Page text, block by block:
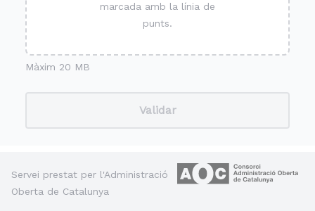
marcada amb la línia de
punts.
Màxim 20 MB
Validar
Servei prestat per l'Administració
Oberta de Catalunya